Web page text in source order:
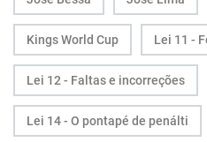
Kings World Cup Lei 11 -
Lei 12 - Faltas e incorreções
Lei 14 - O pontapé de penálti